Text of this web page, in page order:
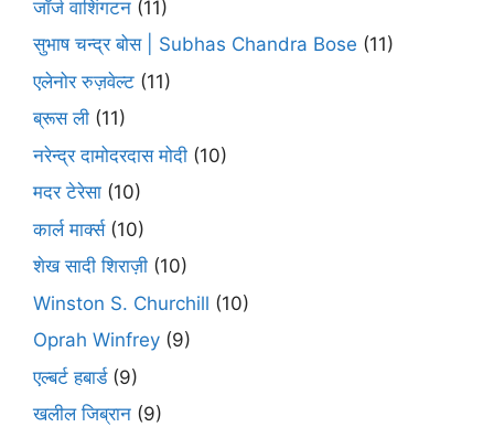
जॉर्ज वाशिंगटन (11)
सुभाष चन्द्र बोस | Subhas Chandra Bose (11)
एलेनोर रुज़वेल्ट (11)
ब्रूस ली (11)
नरेन्द्र दामोदरदास मोदी (10)
मदर टेरेसा (10)
कार्ल मार्क्स(10)
शेख सादी शिराज़ी (10)
Winston S. Churchill (10)
Oprah Winfrey (9)
एल्बर्ट हबार्ड(9)
खलील जिब्रान (9)